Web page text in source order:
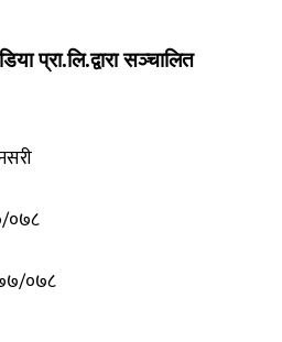
प्रा.लि.द्वारा सञ्चालित
०७८
०७८